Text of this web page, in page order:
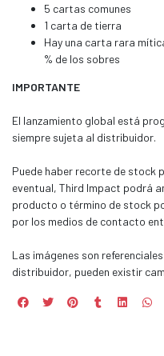
5 cartas comunes
1 carta de tierra
Hay una carta rara
% de los sobres
IMPORTANTE
El lanzamiento global está
siempre sujeta al distribuidor.
Puede haber recorte de stock
eventual, Third Impact podrá
producto o término de stock
por los medios de contacto
Las imágenes son
distribuidor, pueden existir